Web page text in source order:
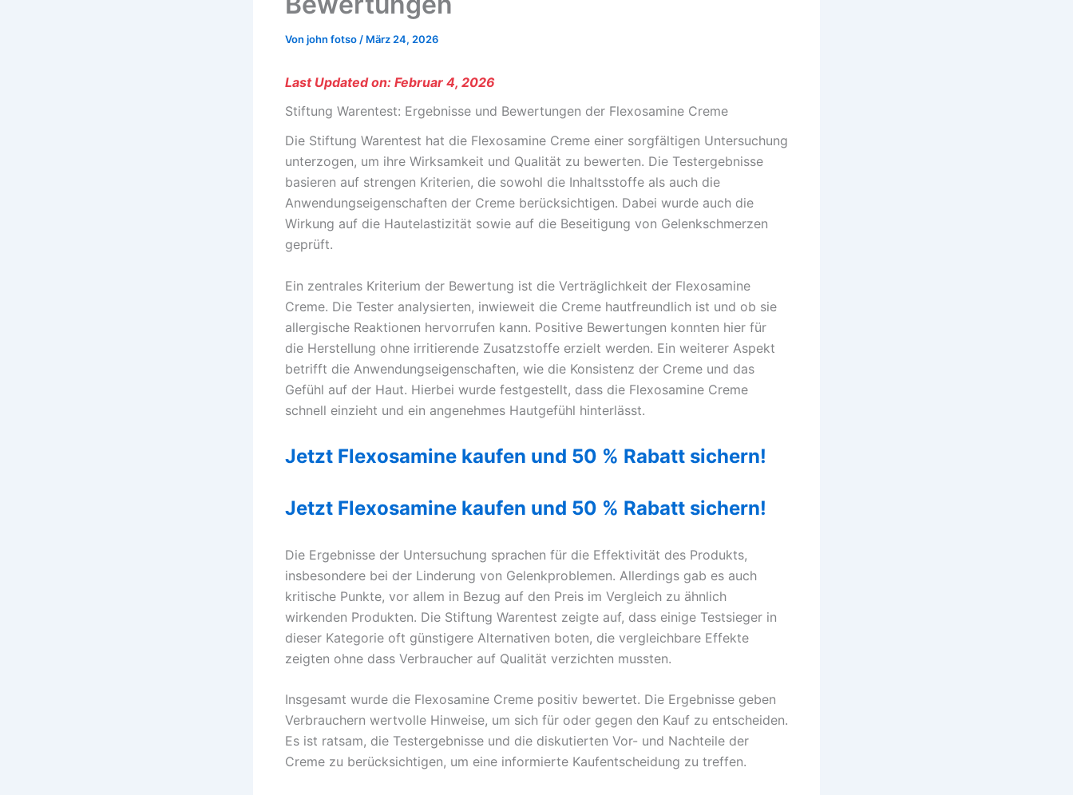
Von john fotso / März 24, 2026
Last Updated on: Februar 4, 2026
Stiftung Warentest: Ergebnisse und Bewertungen der Flexosamine Creme
Die Stiftung Warentest hat die Flexosamine Creme einer sorgfältigen Untersuchung
unterzogen, um ihre Wirksamkeit und Qualität zu bewerten. Die Testergebnisse
basieren auf strengen Kriterien, die sowohl die Inhaltsstoffe als auch die
Anwendungseigenschaften der Creme berücksichtigen. Dabei wurde auch die
Wirkung auf die Hautelastizität sowie auf die Beseitigung von Gelenkschmerzen
geprüft.
Ein zentrales Kriterium der Bewertung ist die Verträglichkeit der Flexosamine
Creme. Die Tester analysierten, inwieweit die Creme hautfreundlich ist und ob sie
allergische Reaktionen hervorrufen kann. Positive Bewertungen konnten hier für
die Herstellung ohne irritierende Zusatzstoffe erzielt werden. Ein weiterer Aspekt
betrifft die Anwendungseigenschaften, wie die Konsistenz der Creme und das
Gefühl auf der Haut. Hierbei wurde festgestellt, dass die Flexosamine Creme
schnell einzieht und ein angenehmes Hautgefühl hinterlässt.
Jetzt Flexosamine kaufen und 50 % Rabatt sichern!
Jetzt Flexosamine kaufen und 50 % Rabatt sichern!
Die Ergebnisse der Untersuchung sprachen für die Effektivität des Produkts,
insbesondere bei der Linderung von Gelenkproblemen. Allerdings gab es auch
kritische Punkte, vor allem in Bezug auf den Preis im Vergleich zu ähnlich
wirkenden Produkten. Die Stiftung Warentest zeigte auf, dass einige Testsieger in
dieser Kategorie oft günstigere Alternativen boten, die vergleichbare Effekte
zeigten ohne dass Verbraucher auf Qualität verzichten mussten.
Insgesamt wurde die Flexosamine Creme positiv bewertet. Die Ergebnisse geben
Verbrauchern wertvolle Hinweise, um sich für oder gegen den Kauf zu entscheiden.
Es ist ratsam, die Testergebnisse und die diskutierten Vor- und Nachteile der
Creme zu berücksichtigen, um eine informierte Kaufentscheidung zu treffen.